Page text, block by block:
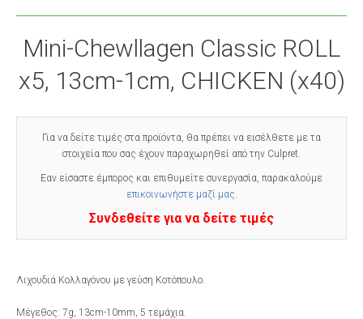
Mini-Chewllagen Classic ROLL
x5, 13cm-1cm, CHICKEN (x40)
Για να δείτε τιμές στα προϊόντα, θα πρέπει να εισέλθετε με τα
στοιχεία που σας έχουν παραχωρηθεί από την Culpret.
Εαν είσαστε έμπορος και επιθυμείτε συνεργασία, παρακαλούμε
επικοινωνήστε μαζί μας.
Συνδεθείτε για να δείτε τιμές
Λιχουδιά Κολλαγόνου με γεύση Κοτόπουλο.
Μέγεθος: 7g, 13cm-10mm, 5 τεμάχια.